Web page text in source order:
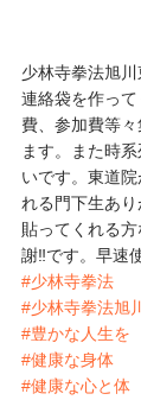
少林寺拳法旭
連絡袋を作っ
費、参加費等
ます。また時
いです。東道
れる門下生あ
貼ってくれる
謝‼️です。早速
#少林寺拳法
#少林寺拳法旭
#豊かな人生を
#健康な身体
#健康な心と体